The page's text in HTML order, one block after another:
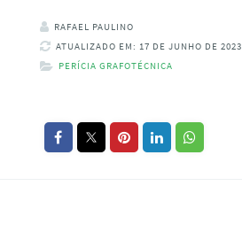
RAFAEL PAULINO
ATUALIZADO EM: 17 DE JUNHO DE 2023
PERÍCIA GRAFOTÉCNICA